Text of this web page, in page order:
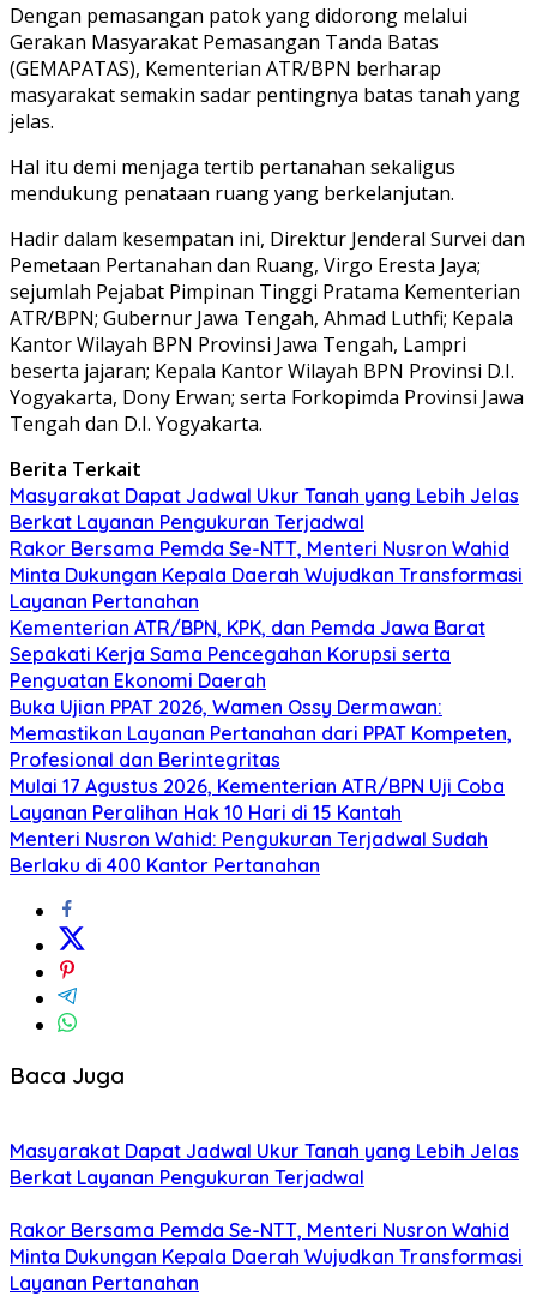
Dengan pemasangan patok yang didorong melalui
Gerakan Masyarakat Pemasangan Tanda Batas
(GEMAPATAS), Kementerian ATR/BPN berharap
masyarakat semakin sadar pentingnya batas tanah yang
jelas.
Hal itu demi menjaga tertib pertanahan sekaligus
mendukung penataan ruang yang berkelanjutan.
Hadir dalam kesempatan ini, Direktur Jenderal Survei dan
Pemetaan Pertanahan dan Ruang, Virgo Eresta Jaya;
sejumlah Pejabat Pimpinan Tinggi Pratama Kementerian
ATR/BPN; Gubernur Jawa Tengah, Ahmad Luthfi; Kepala
Kantor Wilayah BPN Provinsi Jawa Tengah, Lampri
beserta jajaran; Kepala Kantor Wilayah BPN Provinsi D.I.
Yogyakarta, Dony Erwan; serta Forkopimda Provinsi Jawa
Tengah dan D.I. Yogyakarta.
Berita Terkait
Masyarakat Dapat Jadwal Ukur Tanah yang Lebih Jelas
Berkat Layanan Pengukuran Terjadwal
Rakor Bersama Pemda Se-NTT, Menteri Nusron Wahid
Minta Dukungan Kepala Daerah Wujudkan Transformasi
Layanan Pertanahan
Kementerian ATR/BPN, KPK, dan Pemda Jawa Barat
Sepakati Kerja Sama Pencegahan Korupsi serta
Penguatan Ekonomi Daerah
Buka Ujian PPAT 2026, Wamen Ossy Dermawan:
Memastikan Layanan Pertanahan dari PPAT Kompeten,
Profesional dan Berintegritas
Mulai 17 Agustus 2026, Kementerian ATR/BPN Uji Coba
Layanan Peralihan Hak 10 Hari di 15 Kantah
Menteri Nusron Wahid: Pengukuran Terjadwal Sudah
Berlaku di 400 Kantor Pertanahan
Baca Juga
Masyarakat Dapat Jadwal Ukur Tanah yang Lebih Jelas
Berkat Layanan Pengukuran Terjadwal
Rakor Bersama Pemda Se-NTT, Menteri Nusron Wahid
Minta Dukungan Kepala Daerah Wujudkan Transformasi
Layanan Pertanahan